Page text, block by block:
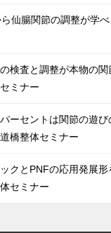
ら仙腸関節の調整が学
検査と調整が本物の
ミナー
ーセントは関節の遊び
橋整体セミナー
クとPNFの応用発展
セミナー